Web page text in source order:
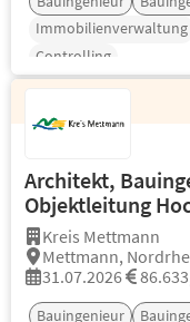
Immobilienverwaltung
Controlling
Architekt,
Objektleitung
Kreis Mettmann
Mettmann,
31.07.2026
Bauingenieur